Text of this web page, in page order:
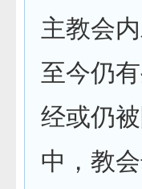
主教会
至今仍
经或仍
中，教